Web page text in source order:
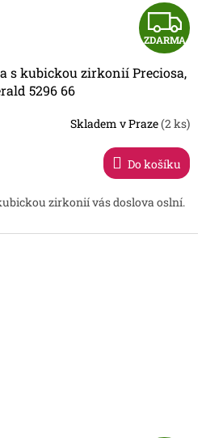
Z
D
A
R
A
ZDARMA
s kubickou zirkonií Preciosa,
5296 66
Skladem v Praze(2 ks)
Do košíku
zirkonií vás doslova oslní.